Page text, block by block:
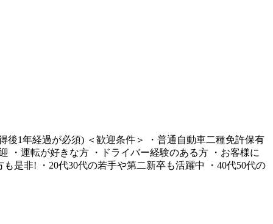
1年経過が必須) ＜歓迎条件＞ ・普通自動車二種免許保有
・運転が好きな方 ・ドライバー経験のある方 ・お客様に
是非! ・20代30代の若手や第二新卒も活躍中 ・40代50代の